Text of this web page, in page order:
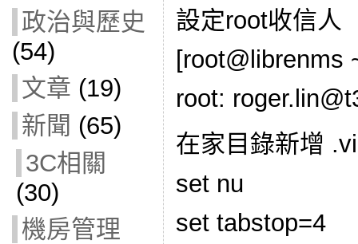
政治與歷史
(54)
文章 (19)
新聞 (65)
3C相關
(30)
機房管理
設定root收信人
[root@librenms
root:
在家目錄新增
set nu
set tabstop=4